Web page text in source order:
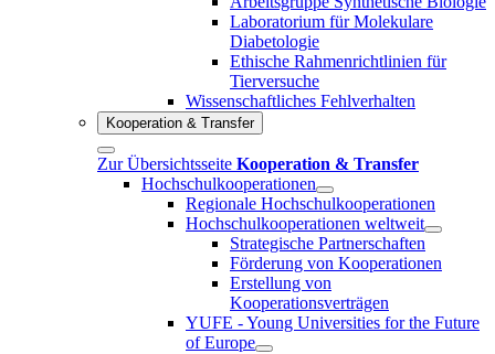
Laboratorium für Molekulare
Diabetologie
Ethische Rahmenrichtlinien für
Tierversuche
Wissenschaftliches Fehlverhalten
Kooperation & Transfer
Zur Übersichtsseite Kooperation & Transfer
Hochschulkooperationen
Regionale Hochschulkooperationen
Hochschulkooperationen weltweit
Strategische Partnerschaften
Förderung von Kooperationen
Erstellung von
Kooperationsverträgen
YUFE - Young Universities for the Future
of Europe